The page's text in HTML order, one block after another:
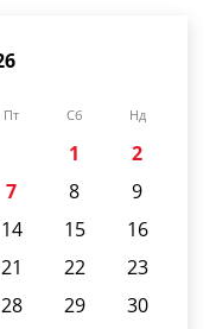
Пт Сб Нд
1
2
7 8
9
14 15
16
21 22
23
28 29
30